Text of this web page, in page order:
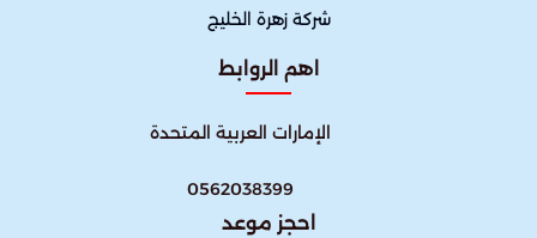
شركة زهرة الخليج
اهم الروابط
الإمارات العربية المتحدة
0562038399
احجز موعد